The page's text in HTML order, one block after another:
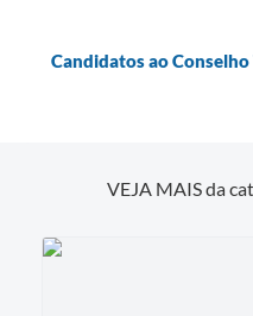
Candidatos ao
VEJA MAIS da